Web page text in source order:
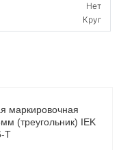
Нет
Круг
маркировочная
(треугольник) IEK
T